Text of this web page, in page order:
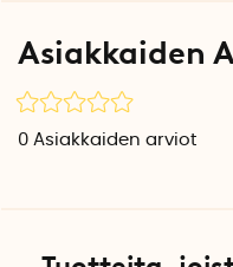
Pakkaukseen sisältyy
tiiviisti sulkeutuvalla
jään raikkaana ja
jääkuutiot irtoavat
Asiakkaiden
0 Asiakkaiden arviot